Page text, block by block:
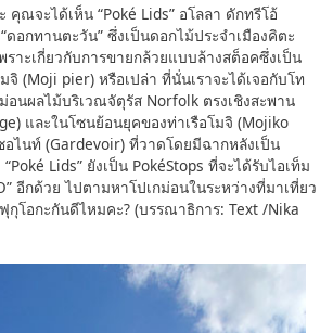
คุณจะได้เห็น “Poké Lids” อโลลา ดักทรีโอ้
อกทานตะวัน” ซึ่งเป็นดอกไม้ประจำเมืองคิตะ
ราะเกี่ยวกับการขายกล้วยแบบล้างสต็อคซึ่งเป็น
จิ (Moji pier) หรือเปล่า ที่นั่นเราจะได้เจอกับโท
อนผลไม้บริเวณจัตุรัส Norfolk ตรงเชิงสะพาน
และในโซนย้อนยุคของท่าเรือโมจิ (Mojiko
อไนท์ (Gardevoir) ที่วาดโดยมีฉากหลังเป็น
Lids” ยังเป็น PokéStops ที่จะได้รับไอเท็ม
อีกด้วย ไปตามหาโปเกม่อนในระหว่างที่มาเที่ยว
กุโอกะกันดีไหมคะ? (บรรณาธิการ: Text /Nika